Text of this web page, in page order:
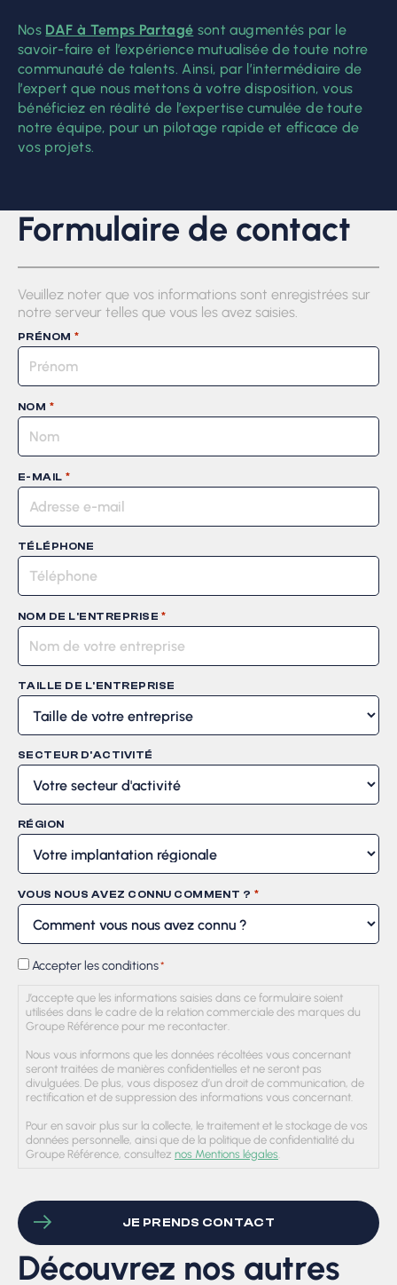
Nos DAF à Temps Partagé sont augmentés par le
savoir-faire et l’expérience mutualisée de toute notre
communauté de talents. Ainsi, par l’intermédiaire de
l’expert que nous mettons à votre disposition, vous
bénéficiez en réalité de l’expertise cumulée de toute
notre équipe, pour un pilotage rapide et efficace de
vos projets.
Formulaire de contact
Veuillez noter que vos informations sont enregistrées sur
notre serveur telles que vous les avez saisies.
PRÉNOM *
NOM *
E-MAIL *
TÉLÉPHONE
NOM DE L'ENTREPRISE *
TAILLE DE L'ENTREPRISE
SECTEUR D'ACTIVITÉ
RÉGION
VOUS NOUS AVEZ CONNU COMMENT ? *
RGPD
Accepter les conditions*
J’accepte que les informations saisies dans ce formulaire soient
utilisées dans le cadre de la relation commerciale des marques du
Groupe Référence pour me recontacter.
Nous vous informons que les données récoltées vous concernant
seront traitées de manières confidentielles et ne seront pas
divulguées. De plus, vous disposez d’un droit de communication, de
rectification et de suppression des informations vous concernant.
Pour en savoir plus sur la collecte, le traitement et le stockage de vos
données personnelle, ainsi que de la politique de confidentialité du
Groupe Référence, consultez nos Mentions légales.
Découvrez nos autres